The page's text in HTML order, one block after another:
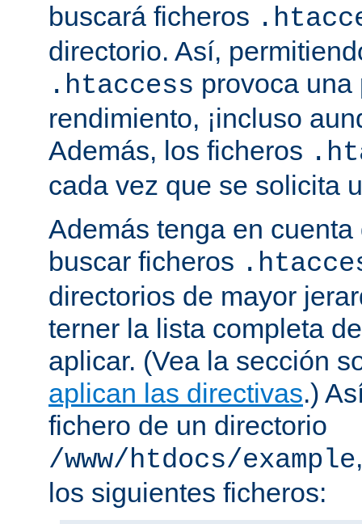
buscará ficheros
directorio. Así,
.htaccess provoca una
rendimiento, ¡incluso
Además, los ficheros
cada vez que se solicita
Además tenga en
buscar ficheros
directorios de mayor
terner la lista completa
aplicar. (Vea la sección
aplican las directivas.)
fichero de un directorio
/www/htdocs/example
los siguientes ficheros: